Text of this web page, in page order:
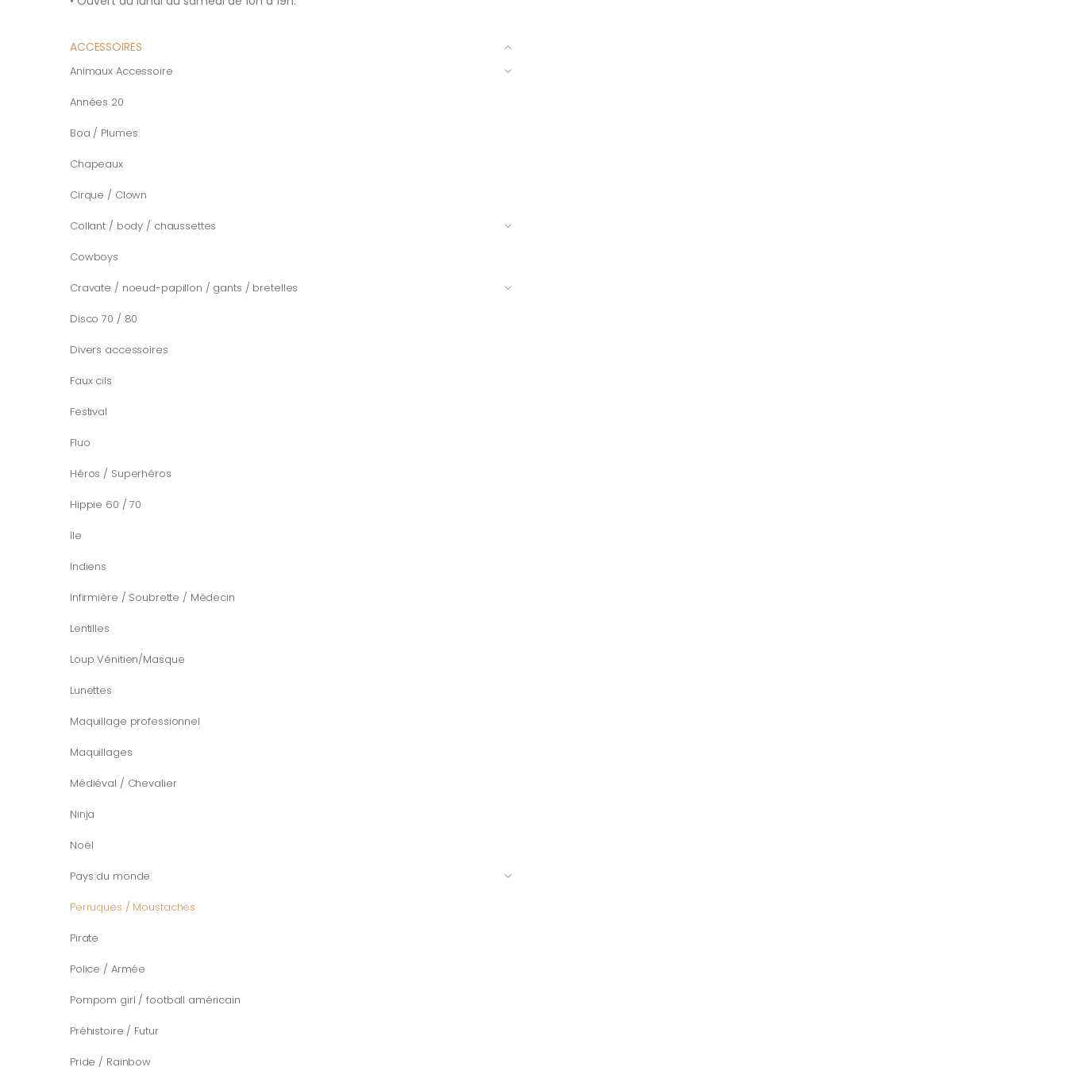
ACCESSOIRES
Animaux Accessoire
Années 20
Boa / Plumes
Chapeaux
Cirque / Clown
Collant / body / chaussettes
Cowboys
Cravate / noeud-papillon / gants / bretelles
Disco 70 / 80
Divers accessoires
Faux cils
Festival
Fluo
Héros / Superhéros
Hippie 60 / 70
île
Indiens
Infirmière / Soubrette / Médecin
Lentilles
Loup Vénitien/Masque
Lunettes
Maquillage professionnel
Maquillages
Médiéval / Chevalier
Ninja
Noël
Pays du monde
Perruques / Moustaches
Pirate
Police / Armée
Pompom girl / football américain
Préhistoire / Futur
Pride / Rainbow